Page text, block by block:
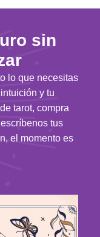
sin
lo que necesitas
y tu
tarot, compra
tus
el momento es